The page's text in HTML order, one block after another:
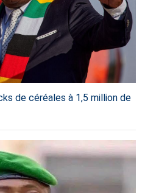
de céréales à 1,5 million de